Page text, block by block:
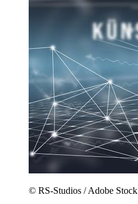
© RS-Studios / Adobe Stock